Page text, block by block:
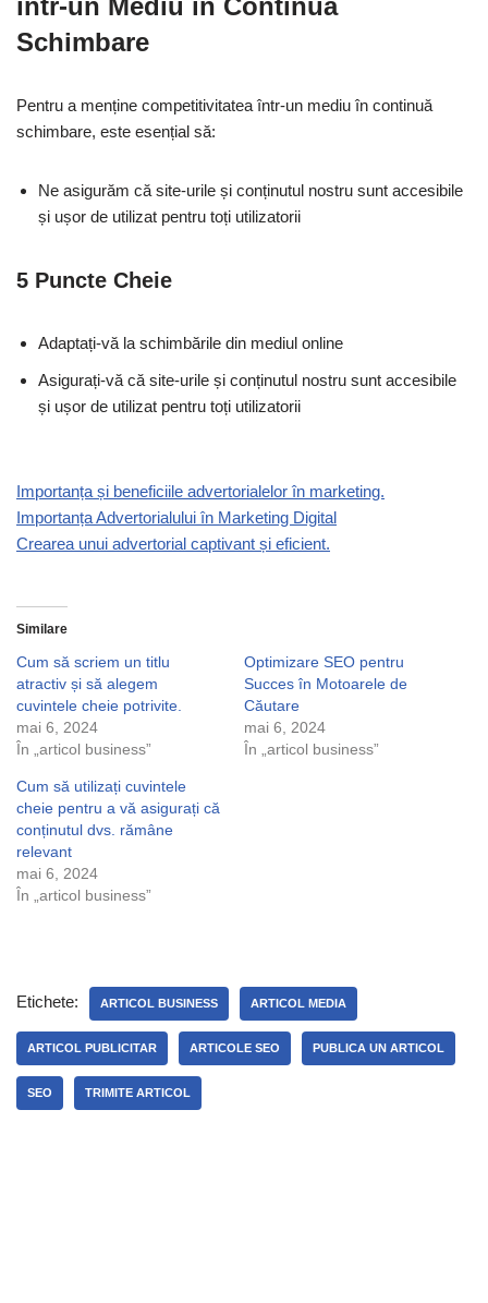
într-un Mediu în Continuă
Schimbare
Pentru a menține competitivitatea într-un mediu în continuă
schimbare, este esențial să:
Ne asigurăm că site-urile și conținutul nostru sunt accesibile
și ușor de utilizat pentru toți utilizatorii
5 Puncte Cheie
Adaptați-vă la schimbările din mediul online
Asigurați-vă că site-urile și conținutul nostru sunt accesibile
și ușor de utilizat pentru toți utilizatorii
Importanța și beneficiile advertorialelor în marketing.
Importanța Advertorialului în Marketing Digital
Crearea unui advertorial captivant și eficient.
Similare
Cum să scriem un titlu
atractiv și să alegem
cuvintele cheie potrivite.
mai 6, 2024
În „articol business”
Optimizare SEO pentru
Succes în Motoarele de
Căutare
mai 6, 2024
În „articol business”
Cum să utilizați cuvintele
cheie pentru a vă asigurați că
conținutul dvs. rămâne
relevant
mai 6, 2024
În „articol business”
Etichete: ARTICOL BUSINESS ARTICOL MEDIA
ARTICOL PUBLICITAR ARTICOLE SEO PUBLICA UN ARTICOL
SEO TRIMITE ARTICOL